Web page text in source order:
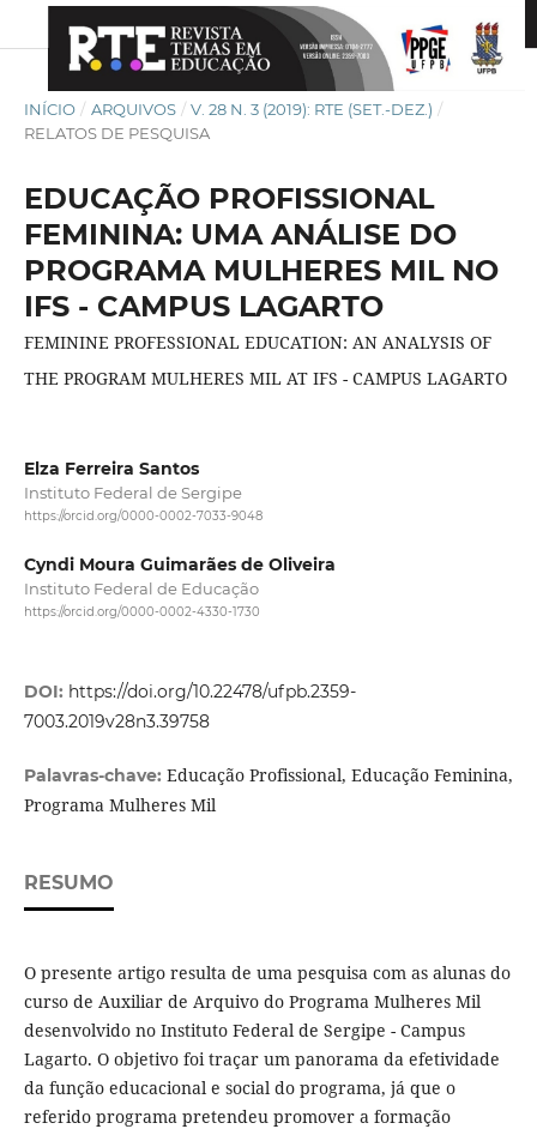
INÍCIO / ARQUIVOS / V. 28 N. 3 (2019): RTE (SET.-DEZ.) /
RELATOS DE PESQUISA
EDUCAÇÃO PROFISSIONAL
FEMININA: UMA ANÁLISE DO
PROGRAMA MULHERES MIL NO
IFS - CAMPUS LAGARTO
FEMININE PROFESSIONAL EDUCATION: AN ANALYSIS OF
THE PROGRAM MULHERES MIL AT IFS - CAMPUS LAGARTO
Elza Ferreira Santos
Instituto Federal de Sergipe
https://orcid.org/0000-0002-7033-9048
Cyndi Moura Guimarães de Oliveira
Instituto Federal de Educação
https://orcid.org/0000-0002-4330-1730
DOI: https://doi.org/10.22478/ufpb.2359-
7003.2019v28n3.39758
Palavras-chave: Educação Profissional, Educação Feminina,
Programa Mulheres Mil
RESUMO
O presente artigo resulta de uma pesquisa com as alunas do
curso de Auxiliar de Arquivo do Programa Mulheres Mil
desenvolvido no Instituto Federal de Sergipe - Campus
Lagarto. O objetivo foi traçar um panorama da efetividade
da função educacional e social do programa, já que o
referido programa pretendeu promover a formação